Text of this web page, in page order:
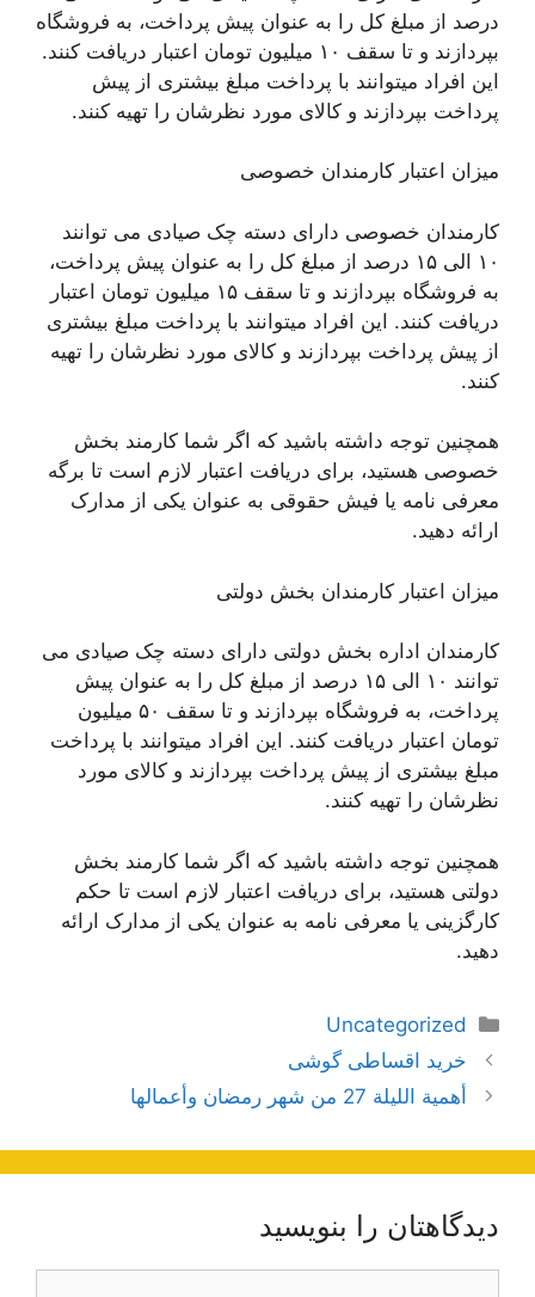
درصد از مبلغ کل را به عنوان پیش پرداخت، به فروشگاه
بپردازند و تا سقف ۱۰ میلیون تومان اعتبار دریافت کنند.
این افراد میتوانند با پرداخت مبلغ بیشتری از پیش
پرداخت بپردازند و کالای مورد نظرشان را تهیه کنند.
میزان اعتبار کارمندان خصوصی
کارمندان خصوصی دارای دسته چک صیادی می توانند
۱۰ الی ۱۵ درصد از مبلغ کل را به عنوان پیش پرداخت،
به فروشگاه بپردازند و تا سقف ۱۵ میلیون تومان اعتبار
دریافت کنند. این افراد میتوانند با پرداخت مبلغ بیشتری
از پیش پرداخت بپردازند و کالای مورد نظرشان را تهیه
کنند.
همچنین توجه داشته باشید که اگر شما کارمند بخش
خصوصی هستید، برای دریافت اعتبار لازم است تا برگه
معرفی نامه یا فیش حقوقی به عنوان یکی از مدارک
ارائه دهید.
میزان اعتبار کارمندان بخش دولتی
کارمندان اداره بخش دولتی دارای دسته چک صیادی می
توانند ۱۰ الی ۱۵ درصد از مبلغ کل را به عنوان پیش
پرداخت، به فروشگاه بپردازند و تا سقف ۵۰ میلیون
تومان اعتبار دریافت کنند. این افراد میتوانند با پرداخت
مبلغ بیشتری از پیش پرداخت بپردازند و کالای مورد
نظرشان را تهیه کنند.
همچنین توجه داشته باشید که اگر شما کارمند بخش
دولتی هستید، برای دریافت اعتبار لازم است تا حکم
کارگزینی یا معرفی نامه به عنوان یکی از مدارک ارائه
دهید.
دسته‌ها
Uncategorized
ناوبری
نوشته‌ها
خرید اقساطی گوشی
أهمية الليلة 27 من شهر رمضان وأعمالها
دیدگاهتان را بنویسید